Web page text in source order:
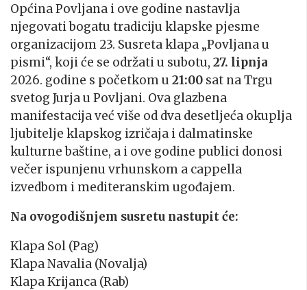
Općina Povljana i ove godine nastavlja
njegovati bogatu tradiciju klapske pjesme
organizacijom 23. Susreta klapa „Povljana u
pismi“, koji će se održati u subotu, 27. lipnja
2026. godine s početkom u 21:00 sat na Trgu
svetog Jurja u Povljani. Ova glazbena
manifestacija već više od dva desetljeća okuplja
ljubitelje klapskog izričaja i dalmatinske
kulturne baštine, a i ove godine publici donosi
večer ispunjenu vrhunskom a cappella
izvedbom i mediteranskim ugođajem.
Na ovogodišnjem susretu nastupit će:
Klapa Sol (Pag)
Klapa Navalia (Novalja)
Klapa Krijanca (Rab)